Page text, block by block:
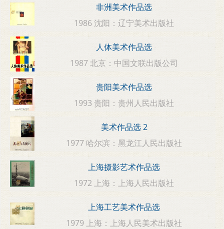
非洲美术作品选
1986 沈阳：辽宁美术出版社
人体美术作品选
1987 北京：中国文联出版公司
贵阳美术作品选
1993 贵阳：贵州人民出版社
美术作品选 2
1977 哈尔滨：黑龙江人民出版社
上海摄影艺术作品选
1972 上海：上海人民出版社
上海工艺美术作品选
1979 上海：上海人民美术出版社